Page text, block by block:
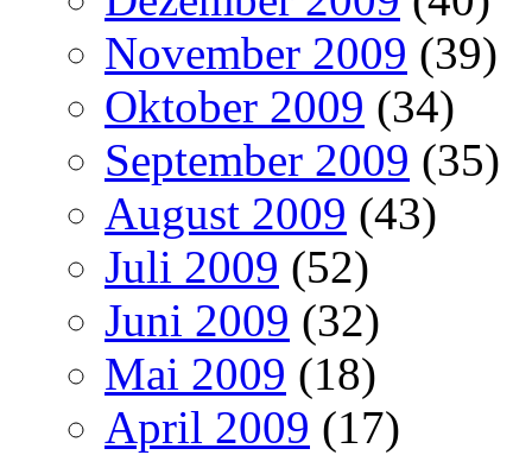
November 2009 (39)
Oktober 2009 (34)
September 2009 (35)
August 2009 (43)
Juli 2009 (52)
Juni 2009 (32)
Mai 2009 (18)
April 2009 (17)